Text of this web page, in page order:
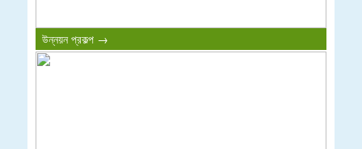
উন্নয়ন প্রকল্প →